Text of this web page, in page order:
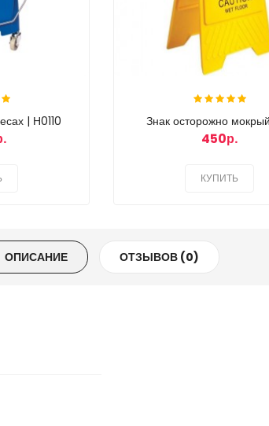
| Н0110 Знак осторожно
450р.
КУПИТЬ
ОПИСАНИЕ ОТЗЫВОВ (0)